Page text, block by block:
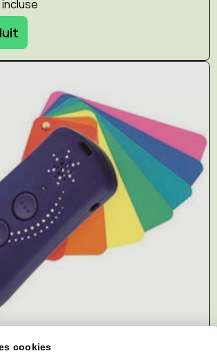
incluse
cookies